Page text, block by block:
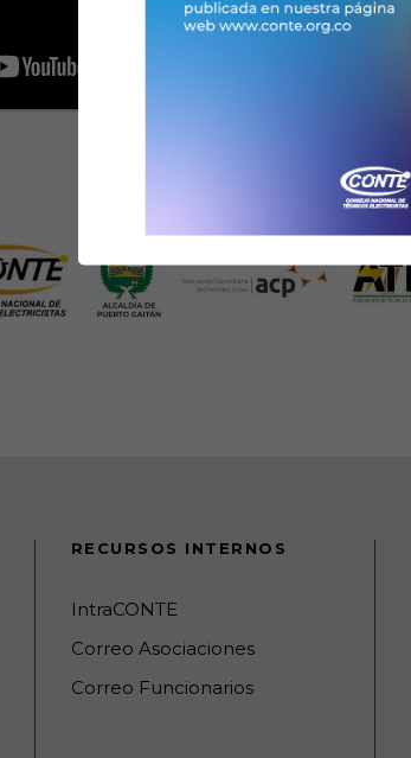
RECURSOS INTERNOS
IntraCONTE
Correo Asociaciones
Correo Funcionarios